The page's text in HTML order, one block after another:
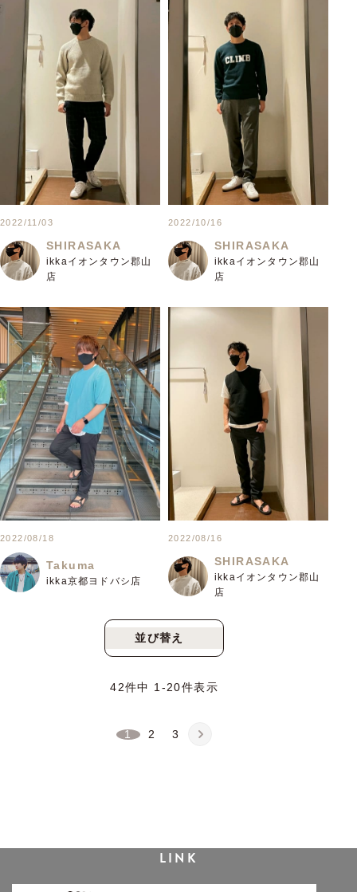
2022/11/03
SHIRASAKA
ikkaイオンタウン郡山
店
2022/10/16
SHIRASAKA
ikkaイオンタウン郡山
店
2022/08/18
Takuma
ikka京都ヨドバシ店
2022/08/16
SHIRASAKA
ikkaイオンタウン郡山
店
並び替え
42件中 1 -20件表示
1 2 3
LINK